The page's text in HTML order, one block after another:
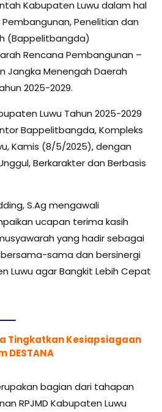
Kabupaten Luwu dalam hal
Penelitian dan
(Bappelitbangda)
Rencana Pembangunan –
Jangka Menengah Daerah
2025-2029.
Luwu Tahun 2025-2029
Bappelitbangda, Kompleks
Kamis (8/5/2025), dengan
Berkarakter dan Berbasis
S.Ag mengawali
ucapan terima kasih
yang hadir sebagai
sama dan bersinergi
Luwu agar Bangkit Lebih Cepat
Tingkatkan Kesiapsiagaan
DESTANA
bagian dari tahapan
RPJMD Kabupaten Luwu